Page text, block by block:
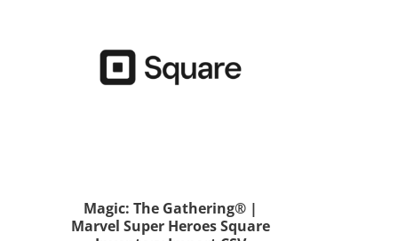
Magic: The Gathering® |
Marvel Super Heroes Square